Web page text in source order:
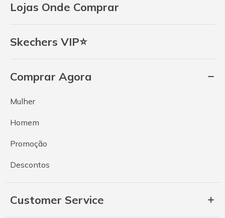
Lojas Onde Comprar
Skechers VIP⭐
Comprar Agora
Mulher
Homem
Promoção
Descontos
Customer Service